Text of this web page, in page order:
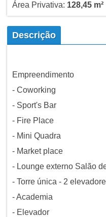
Área Privativa: 128,45 m²
Descrição
Empreendimento
- Coworking
- Sport's Bar
- Fire Place
- Mini Quadra
- Market place
- Lounge externo Salão
- Torre única - 2
- Academia
- Elevador